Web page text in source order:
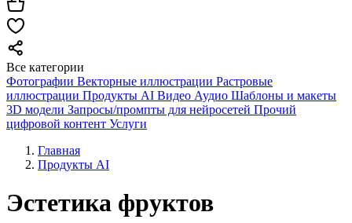
Все категории
Фотографии Векторные иллюстрации Растровые
иллюстрации Продукты AI Видео Аудио Шаблоны и макеты
3D модели Запросы/промпты для нейросетей Прочий
цифровой контент Услуги
Главная
Продукты AI
Эстетика фруктов